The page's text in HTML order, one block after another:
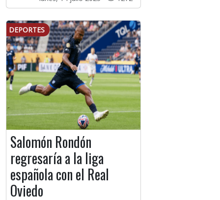
DEPORTES
Salomón Rondón
regresaría a la liga
española con el Real
Oviedo